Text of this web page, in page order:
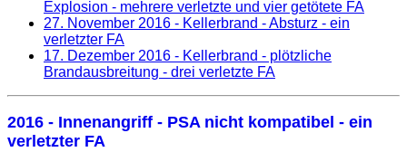
Explosion - mehrere verletzte und vier getötete FA
27. November 2016 - Kellerbrand - Absturz - ein
verletzter FA
17. Dezember 2016 - Kellerbrand - plötzliche
Brandausbreitung - drei verletzte FA
2016 - Innenangriff - PSA nicht kompatibel - ein
verletzter FA